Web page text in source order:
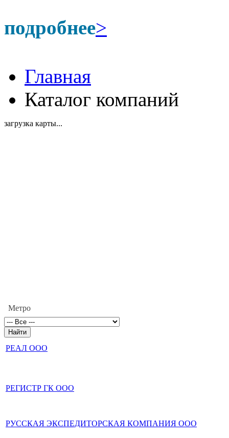
подробнее>
Главная
Каталог компаний
загрузка карты...
Метро
РЕАЛ ООО
РЕГИСТР ГК ООО
РУССКАЯ ЭКСПЕДИТОРСКАЯ КОМПАНИЯ ООО